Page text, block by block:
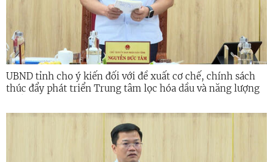
UBND tỉnh cho ý kiến đối với đề xuất cơ chế, chính sách
thúc đẩy phát triển Trung tâm lọc hóa dầu và năng lượng